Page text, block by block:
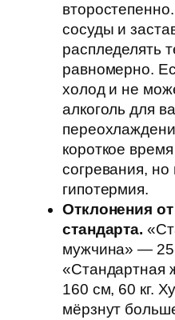
сосуды и
распледелять
равномерно.
холод и не
алкоголь для
короткое
согревания, но
гипотермия.
Отклонения от
стандарта.
мужчина» — 25
«Стандартная
160 см, 60 кг.
мёрзнут